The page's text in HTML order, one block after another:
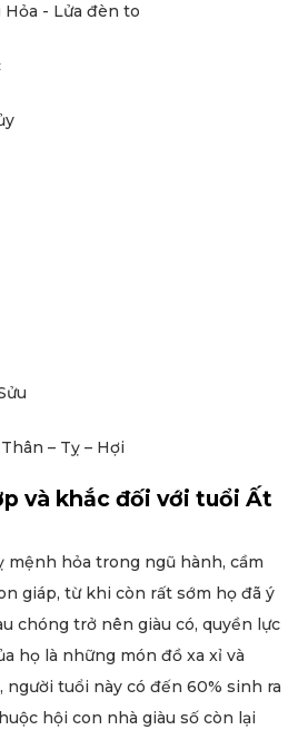
- Lửa đèn to
– Tỵ – Hợi
và khắc đối với tuổi Ất
mệnh hỏa trong ngũ hành, cầm
giáp, từ khi còn rất sớm họ đã ý
chóng trở nên giàu có, quyền lực
họ là những món đồ xa xỉ và
người tuổi này có đến 60% sinh ra
hội con nhà giàu số còn lại